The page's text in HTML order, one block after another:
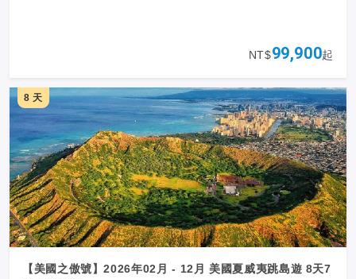
NT$99,900起
8 天
【美國之傲號】2026年02月 - 12月 美國夏威夷跳島遊 8天7